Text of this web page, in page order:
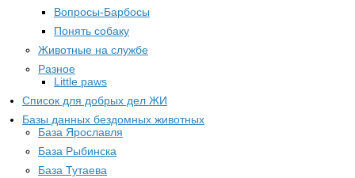
Вопросы-Барбосы
Понять собаку
Животные на службе
Разное
Little paws
Список для добрых дел ЖИ
Базы данных бездомных животных
База Ярославля
База Рыбинска
База Тутаева